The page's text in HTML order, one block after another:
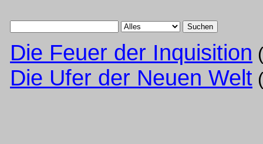
Suchen
Die Feuer der Inquisition (
Die Ufer der Neuen Welt (